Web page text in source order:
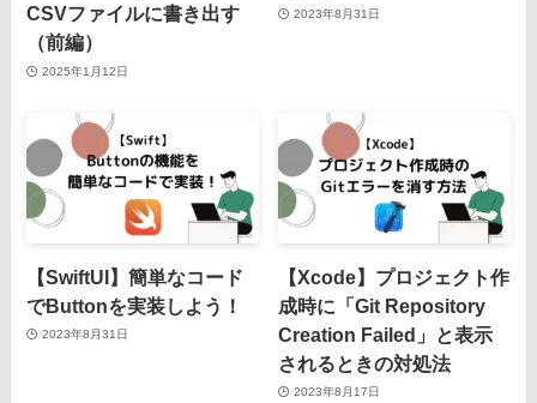
CSVファイルに書き出す
（前編）
2025年1月12日
2023年8月31日
【SwiftUI】簡単なコード
でButtonを実装しよう！
2023年8月31日
【Xcode】プロジェクト作
成時に「Git Repository
Creation Failed」と表示
されるときの対処法
2023年8月17日